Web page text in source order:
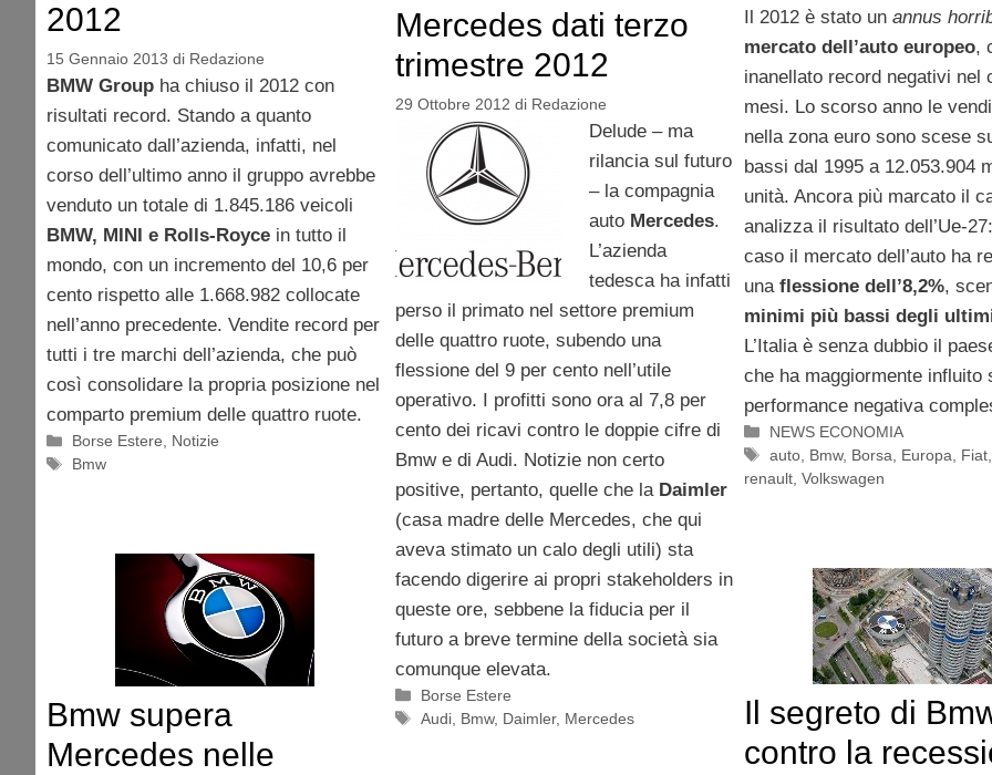
Il 2012 è stato un annus
mercato dell’auto europeo,
inanellato record negativi nel
mesi. Lo scorso anno le
nella zona euro sono scese
bassi dal 1995 a 12.053.904
unità. Ancora più marcato il
analizza il risultato dell’Ue-
caso il mercato dell’auto ha
una flessione dell’8,2%,
minimi più bassi degli
L’Italia è senza dubbio il
che ha maggiormente influito
performance negativa
Categorie
NEWS ECONOMIA
Tag
auto Bmw, Borsa Europa Fiat
renault, Volkswagen
2012
15 Gennaio 2013 di Redazione
BMW Group ha chiuso il 2012 con
risultati record. Stando a quanto
comunicato dall’azienda, infatti, nel
corso dell’ultimo anno il gruppo avrebbe
venduto un totale di 1.845.186 veicoli
BMW, MINI e Rolls-Royce in tutto il
mondo, con un incremento del 10,6 per
cento rispetto alle 1.668.982 collocate
nell’anno precedente. Vendite record per
tutti i tre marchi dell’azienda, che può
così consolidare la propria posizione nel
comparto premium delle quattro ruote.
Categorie
Borse Estere, Notizie
Tag
Bmw
Mercedes dati terzo
trimestre 2012
29 Ottobre 2012 di Redazione
Delude – ma
rilancia sul futuro
– la compagnia
auto Mercedes.
L’azienda
tedesca ha infatti
perso il primato nel settore premium
delle quattro ruote, subendo una
flessione del 9 per cento nell’utile
operativo. I profitti sono ora al 7,8 per
cento dei ricavi contro le doppie cifre di
Bmw e di Audi. Notizie non certo
positive, pertanto, quelle che la Daimler
(casa madre delle Mercedes, che qui
aveva stimato un calo degli utili) sta
facendo digerire ai propri stakeholders in
queste ore, sebbene la fiducia per il
futuro a breve termine della società sia
comunque elevata.
Categorie
Borse Estere
Tag
Audi Bmw, Daimler, Mercedes
Bmw supera
Mercedes nelle
Il segreto di
contro la